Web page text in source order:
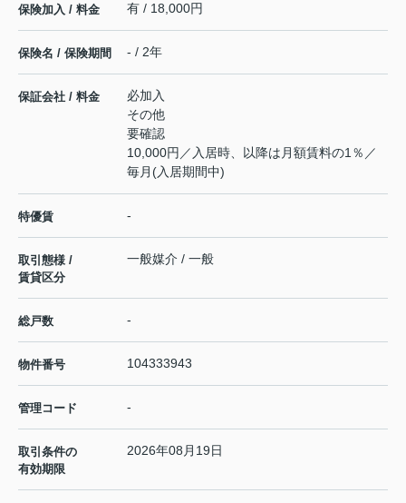
保険加入 / 料金 有 / 18,000円
保険名 / 保険期間 - / 2年
保証会社 / 料金
必加入
その他
要確認
10,000円／入居時、以降は月額賃料の1％／
毎月(入居期間中)
特優賃 -
取引態様 /
賃貸区分
一般媒介 / 一般
総戸数 -
物件番号 104333943
管理コード -
取引条件の
有効期限
2026年08月19日